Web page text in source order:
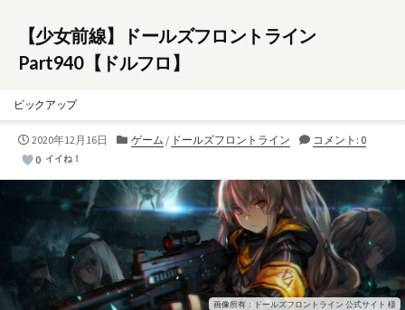
【少女前線】ドールズフロントライン
Part940【ドルフロ】
ピックアップ
公
開
2020年12月16日
カ
リ
ー
ゲーム / ドールズフロントライン
コメント: 0
0 イイね！
画像所有：ドールズフロントライン 公式サイト 様